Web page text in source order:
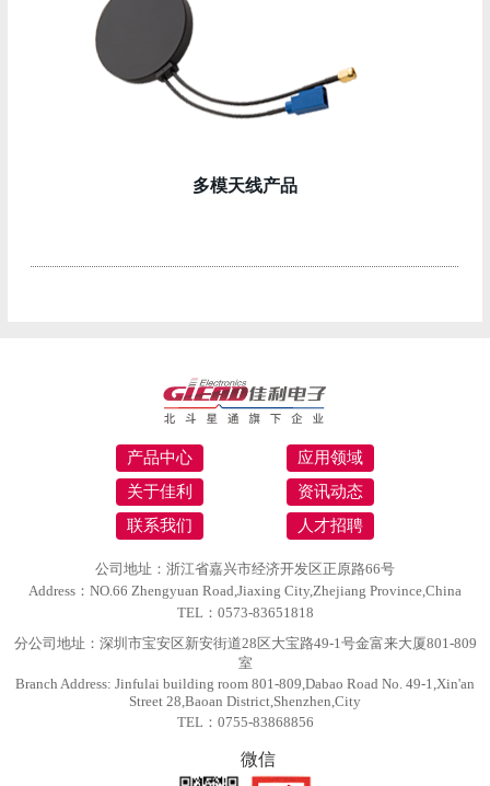
多模天线产品
产品中心
应用领域
关于佳利
资讯动态
联系我们
人才招聘
公司地址：浙江省嘉兴市经济开发区正原路66号
Address：NO.66 Zhengyuan Road,Jiaxing City,Zhejiang Province,China
TEL：0573-83651818
分公司地址：深圳市宝安区新安街道28区大宝路49-1号金富来大厦801-809
室
Branch Address: Jinfulai building room 801-809,Dabao Road No. 49-1,Xin'an
Street 28,Baoan District,Shenzhen,City
TEL：0755-83868856
微信